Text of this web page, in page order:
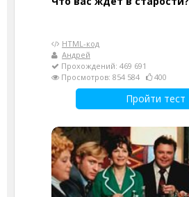
HTML-код
Андрей
Прохождений: 469 691
Просмотров: 854 584
400
Пройти тест